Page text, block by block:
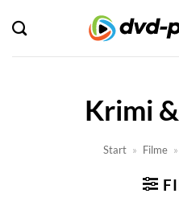
Inhalt
springen
Krimi
Start » Filme »